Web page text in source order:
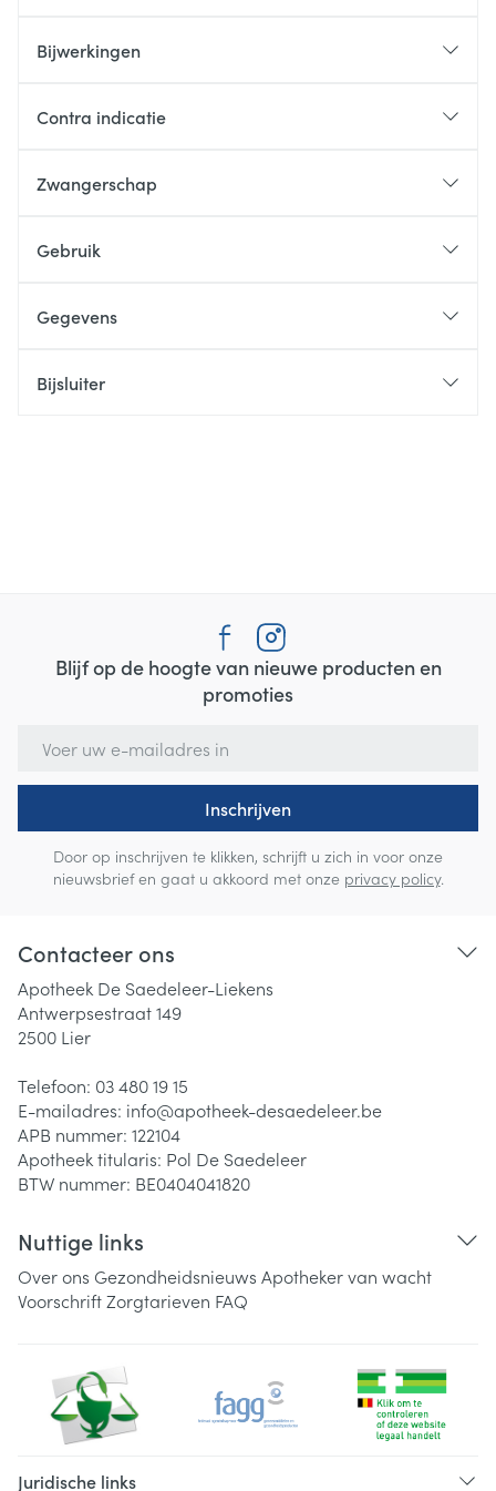
Bijwerkingen
Contra indicatie
Zwangerschap
Gebruik
Gegevens
Bijsluiter
Blijf op de hoogte van nieuwe producten en
promoties
Inschrijven
Door op inschrijven te klikken, schrijft u zich in voor onze
nieuwsbrief en gaat u akkoord met onze privacy policy.
Contacteer ons
Apotheek De Saedeleer-Liekens
Antwerpsestraat 149
2500 Lier
Telefoon: 03 480 19 15
E-mailadres: info@apotheek-desaedeleer.be
APB nummer: 122104
Apotheek titularis: Pol De Saedeleer
BTW nummer: BE0404041820
Nuttige links
Over ons Gezondheidsnieuws Apotheker van wacht
VoorschriftZorgtarieven FAQ
Juridische links